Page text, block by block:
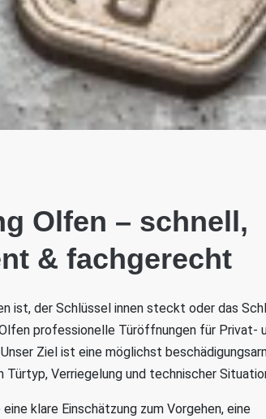
Olfen – schnell,
& fachgerecht
ist, der Schlüssel innen steckt oder das
professionelle Türöffnungen für Privat-
Ziel ist eine möglichst
Türtyp, Verriegelung und technischer
klare Einschätzung zum Vorgehen, eine